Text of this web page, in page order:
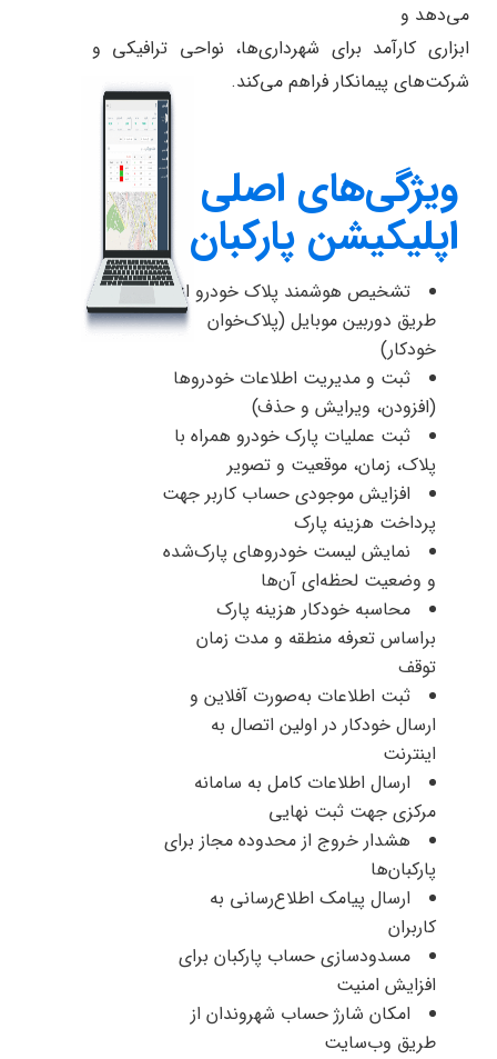
می‌دهد و
ابزاری کارآمد برای شهرداری‌ها، نواحی ترافیکی و
شرکت‌های پیمانکار فراهم می‌کند.
ویژگی‌های اصلی
اپلیکیشن پارکبان
تشخیص هوشمند پلاک خودرو از
طریق دوربین موبایل (پلاک‌خوان
خودکار)
ثبت و مدیریت اطلاعات خودروها
(افزودن، ویرایش و حذف)
ثبت عملیات پارک خودرو همراه با
پلاک، زمان، موقعیت و تصویر
افزایش موجودی حساب کاربر جهت
پرداخت هزینه پارک
نمایش لیست خودروهای پارک‌شده
و وضعیت لحظه‌ای آن‌ها
محاسبه خودکار هزینه پارک
براساس تعرفه منطقه و مدت زمان
توقف
ثبت اطلاعات به‌صورت آفلاین و
ارسال خودکار در اولین اتصال به
اینترنت
ارسال اطلاعات کامل به سامانه
مرکزی جهت ثبت نهایی
هشدار خروج از محدوده مجاز برای
پارکبان‌ها
ارسال پیامک اطلاع‌رسانی به
کاربران
مسدودسازی حساب پارکبان برای
افزایش امنیت
امکان شارژ حساب شهروندان از
طریق وب‌سایت